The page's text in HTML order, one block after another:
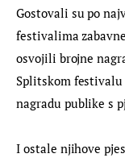
Gostovali su po
festivalima
osvojili brojne
Splitskom festivalu
nagradu publike s
I ostale njihove